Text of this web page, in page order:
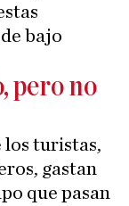
bajo
pero no
los turistas,
gastan
que pasan